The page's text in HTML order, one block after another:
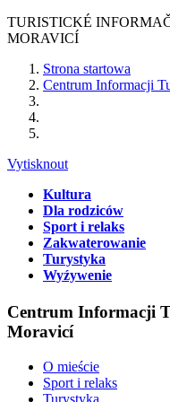
TURISTICKÉ
MORAVICÍ
Strona startowa
Centrum Informacji
Vytisknout
Kultura
Dla rodziców
Sport i relaks
Zakwaterowanie
Turystyka
Wyźywenie
Centrum Informacji
Moravicí
O mieście
Sport i relaks